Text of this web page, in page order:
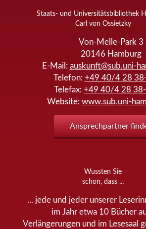
Staats- und Universitätsbibliothek
Carl von Ossietzky
Von-Melle-Park 3
20146 Hamburg
E-Mail: auskunft@sub.uni-
Telefon: +49 40/4 28
Telefax: +49 40/4 28
Website: www.sub.uni-
Ansprechpartner
Wussten Sie
schon, dass ...
... jede und jeder unserer
im Jahr etwa 10 Bücher
Verlängerungen und im Lesesaal